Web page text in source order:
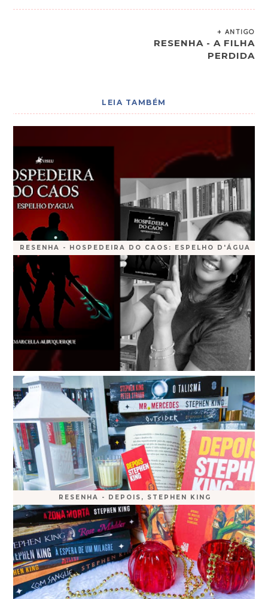
+ ANTIGO
RESENHA - A FILHA
PERDIDA
LEIA TAMBÉM
RESENHA - HOSPEDEIRA DO CAOS: ESPELHO D'ÁGUA
RESENHA - DEPOIS, STEPHEN KING